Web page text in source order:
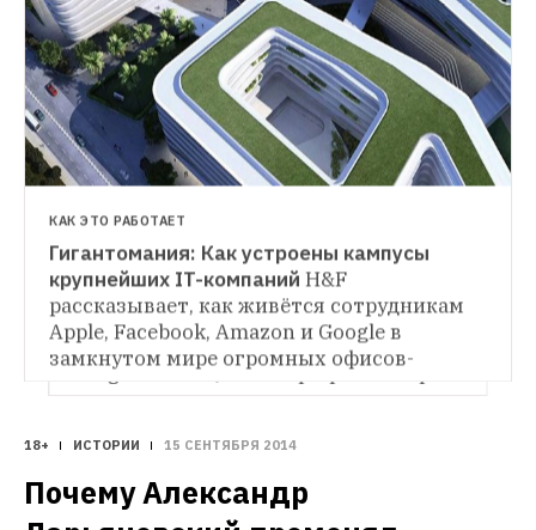
ИСТОРИИ
Как безумные идеи Джеффа Безоса
сделали Amazon великим Основатель
Amazon Джефф Безос придумал интернет-
магазин таким, как мы его знаем. The
Village выяснил, как он превратил стартап
в миллиардную империю
КАК ЭТО РАБОТАЕТ
Гигантомания: Как устроены кампусы
крупнейших IT-компаний H&F
рассказывает, как живётся сотрудникам
Apple, Facebook, Amazon и Google в
замкнутом мире огромных офисов-
городов.
18+ ИСТОРИИ 15 СЕНТЯБРЯ 2014
Почему Александр